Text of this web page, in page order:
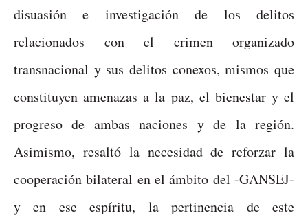
disuasión e investigación de los delitos
relacionados con el crimen organizado
transnacional y sus delitos conexos, mismos que
constituyen amenazas a la paz, el bienestar y el
progreso de ambas naciones y de la región.
Asimismo, resaltó la necesidad de reforzar la
cooperación bilateral en el ámbito del -GANSEJ-
y en ese espíritu, la pertinencia de este